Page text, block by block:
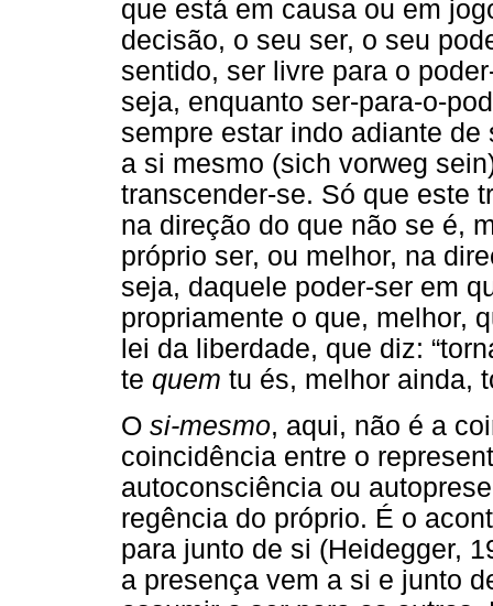
que está em causa ou em
decisão, o seu ser, o seu
sentido, ser livre para o
seja, enquanto ser-para-o-
sempre estar indo adiante
a si mesmo (sich vorweg
transcender-se. Só que este
na direção do que não se é,
próprio ser, ou melhor, na
seja, daquele poder-ser em
propriamente o que, melhor,
lei da liberdade, que diz:
te quem tu és, melhor ainda,
O si-mesmo, aqui, não é a
coincidência entre o
autoconsciência ou
regência do próprio. É o
para junto de si (Heidegger,
a presença vem a si e junto